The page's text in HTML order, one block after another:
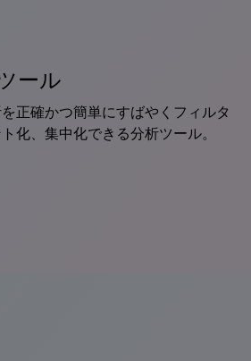
ール
正確かつ簡単にすばやくフィルタ
化、集中化できる分析ツール。